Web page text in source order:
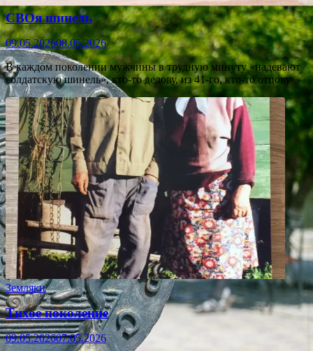
СВОя шинель
09.05.202608.05.2026
В каждом поколении мужчины в трудную минуту «надевают
солдатскую шинель», кто-то дедову, из 41-го, кто-то отцову
Земляки
Тихое поколение
09.05.202607.05.2026